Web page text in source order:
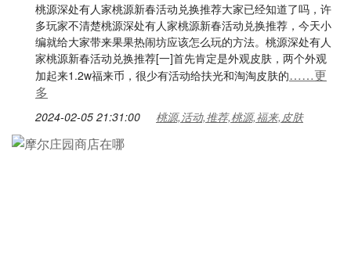
桃源深处有人家桃源新春活动兑换推荐大家已经知道了吗，许
多玩家不清楚桃源深处有人家桃源新春活动兑换推荐，今天小
编就给大家带来果果热闹坊应该怎么玩的方法。桃源深处有人
家桃源新春活动兑换推荐[一]首先肯定是外观皮肤，两个外观
加起来1.2w福来币，很少有活动给扶光和淘淘皮肤的……更
多
2024-02-05 21:31:00 桃源,活动,推荐,桃源,福来,皮肤